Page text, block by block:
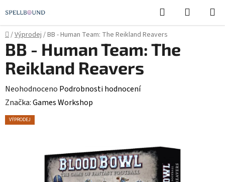
na
obsah
Hledat
KOŠÍK
Domů
/Výprodej /BB - Human Team: The Reikland Reavers
BB - Human Team: The
Reikland Reavers
Průměrné
hodnocení
produktu
Neohodnoceno Podrobnosti hodnocení
Značka:Games Workshop
VÝPRODEJ